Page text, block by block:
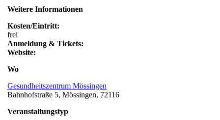
Weitere Informationen
Kosten/Eintritt:
frei
Anmeldung & Tickets:
Website:
Wo
Gesundheitszentrum Mössingen
Bahnhofstraße 5, Mössingen, 72116
Veranstaltungstyp